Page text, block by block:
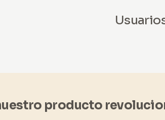
producto